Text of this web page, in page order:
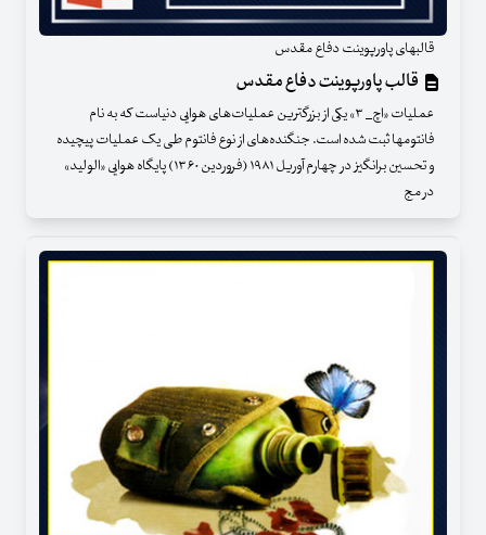
قالبهای پاورپوینت دفاع مقدس
قالب پاورپوینت دفاع مقدس
عملیات «اچ_ ۳» یکی از بزرگترین عملیات‌های هوایی دنیاست که به نام
فانتومها ثبت شده است. جنگنده‌های از نوع فانتوم‌ طی یک عملیات پیچیده
و تحسین برانگیز در چهارم آوریل ۱۹۸۱ (فروردین ۱۳۶۰) پایگاه هوایی «الولید»
در مج